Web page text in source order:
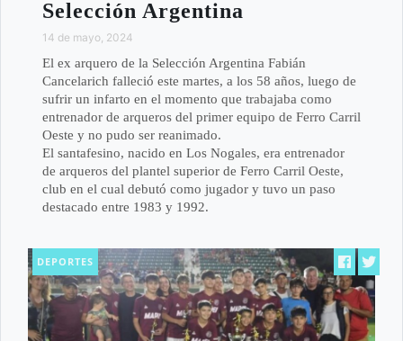
Selección Argentina
14 de mayo, 2024
El ex arquero de la Selección Argentina Fabián
Cancelarich falleció este martes, a los 58 años, luego de
sufrir un infarto en el momento que trabajaba como
entrenador de arqueros del primer equipo de Ferro Carril
Oeste y no pudo ser reanimado.
El santafesino, nacido en Los Nogales, era entrenador
de arqueros del plantel superior de Ferro Carril Oeste,
club en el cual debutó como jugador y tuvo un paso
destacado entre 1983 y 1992.
DEPORTES